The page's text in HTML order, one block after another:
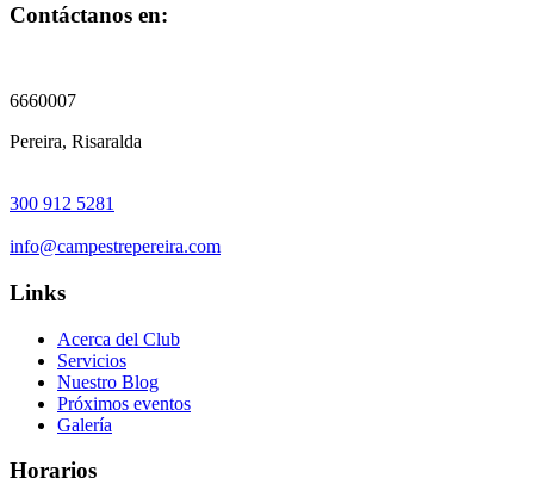
Contáctanos en:
6660007
Pereira, Risaralda
300 912 5281
info@campestrepereira.com
Links
Acerca del Club
Servicios
Nuestro Blog
Próximos eventos
Galería
Horarios